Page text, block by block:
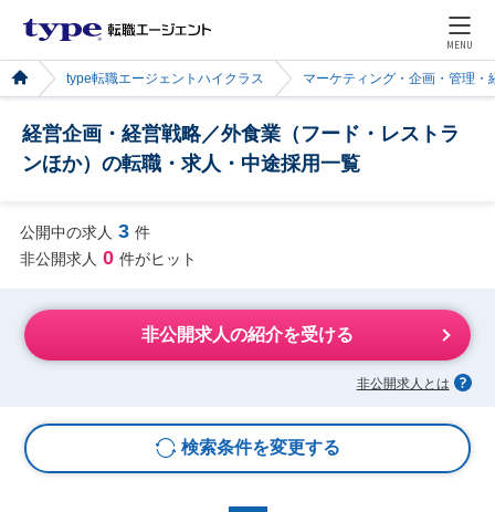
MENU
type転職エージェントハイクラス マーケティング・企画・管理・
経営企画・経営戦略／外食業（フード・レストラ
ンほか）の転職・求人・中途採用一覧
公開中の求人 3 件
非公開求人 0 件がヒット
非公開求人の紹介を受ける
非公開求人とは
検索条件を変更する